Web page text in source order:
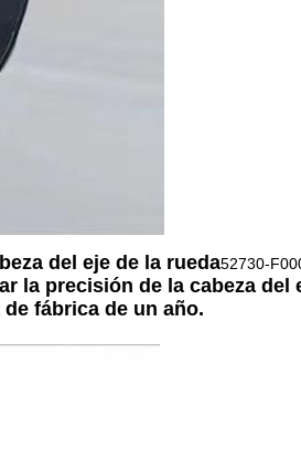
del eje de la rueda52730-
la precisión de la cabeza
fábrica de un año.